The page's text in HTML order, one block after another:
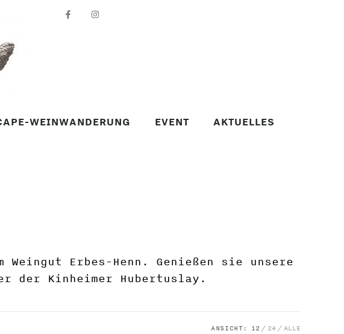
WEINWANDERUNG EVENT AKTUELLES
Erbes-Henn. Genießen sie unsere
der Kinheimer Hubertuslay.
ANSICHT: 12 24 ALLE